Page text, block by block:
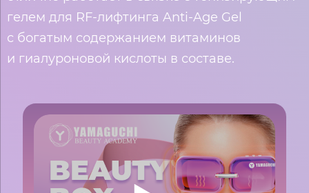
гелем для RF-лифтинга Anti-Age Gel
с богатым содержанием витаминов
и гиалуроновой кислоты в составе.